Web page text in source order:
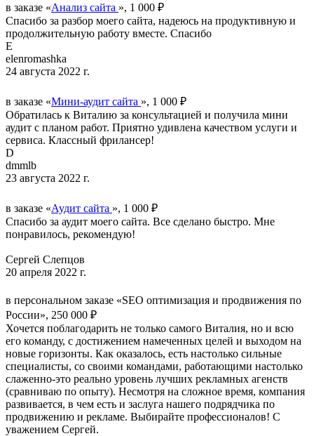
в заказе «Анализ сайта », 1 000 ₽
Спасибо за разбор моего сайта, надеюсь на продуктивную и
продолжительную работу вместе. Спасибо
E
elenromashka
24 августа 2022 г.
в заказе «Мини-аудит сайта », 1 000 ₽
Обратилась к Виталию за консультацией и получила мини
аудит с планом работ. Приятно удивлена качеством услуги и
сервиса. Классный фрилансер!
D
dmmlb
23 августа 2022 г.
в заказе «Аудит сайта », 1 000 ₽
Спасибо за аудит моего сайта. Все сделано быстро. Мне
понравилось, рекомендую!
Сергей Слепцов
20 апреля 2022 г.
в персональном заказе «SEO оптимизация и продвижения по
России», 250 000 ₽
Хочется поблагодарить не только самого Виталия, но и всю
его команду, с достижением намеченных целей и выходом на
новые горизонты. Как оказалось, есть настолько сильные
специалисты, со своими командами, работающими настолько
слаженно-это реально уровень лучших рекламных агенств
(сравниваю по опыту). Несмотря на сложное время, компания
развивается, в чем есть и заслуга нашего подрядчика по
продвижению и рекламе. Выбирайте профессионалов! С
уважением Сергей.